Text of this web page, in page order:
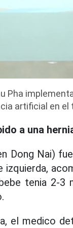
Pha
artificial en el
a una
Dong Nai)
izquierda,
tenia 2-3
el medico